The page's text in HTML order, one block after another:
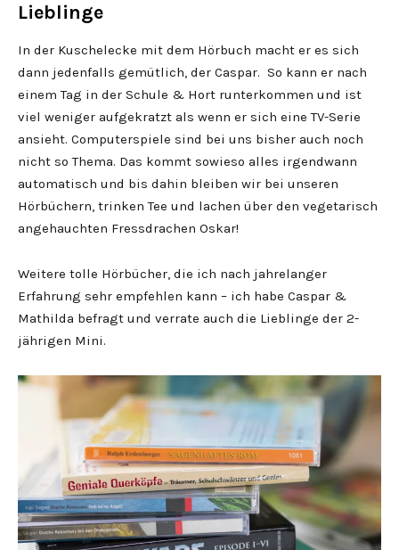
Lieblinge
In der Kuschelecke mit dem Hörbuch macht er es sich
dann jedenfalls gemütlich, der Caspar. So kann er nach
einem Tag in der Schule & Hort runterkommen und ist
viel weniger aufgekratzt als wenn er sich eine TV-Serie
ansieht. Computerspiele sind bei uns bisher auch noch
nicht so Thema. Das kommt sowieso alles irgendwann
automatisch und bis dahin bleiben wir bei unseren
Hörbüchern, trinken Tee und lachen über den vegetarisch
angehauchten Fressdrachen Oskar!
Weitere tolle Hörbücher, die ich nach jahrelanger
Erfahrung sehr empfehlen kann – ich habe Caspar &
Mathilda befragt und verrate auch die Lieblinge der 2-
jährigen Mini.